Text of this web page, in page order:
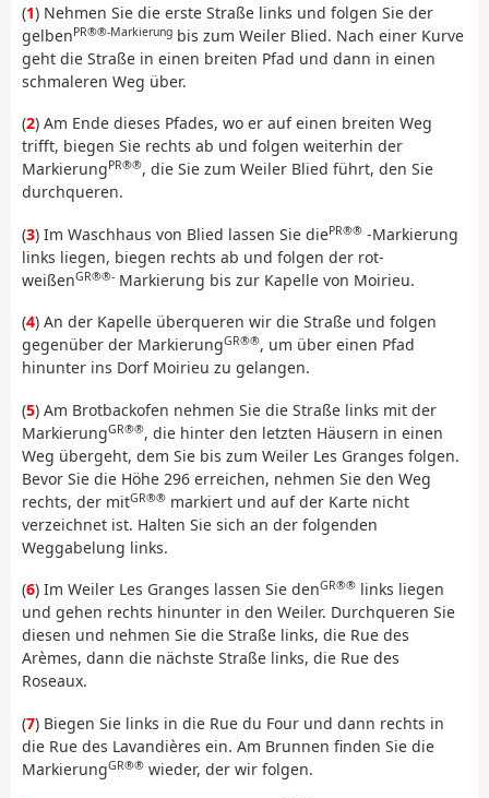
(1) Nehmen Sie die erste Straße links und folgen Sie der
gelbenPR®®-Markierung bis zum Weiler Blied. Nach einer Kurve
geht die Straße in einen breiten Pfad und dann in einen
schmaleren Weg über.
(2) Am Ende dieses Pfades, wo er auf einen breiten Weg
trifft, biegen Sie rechts ab und folgen weiterhin der
MarkierungPR®®, die Sie zum Weiler Blied führt, den Sie
durchqueren.
(3) Im Waschhaus von Blied lassen Sie diePR®® -Markierung
links liegen, biegen rechts ab und folgen der rot-
weißenGR®®- Markierung bis zur Kapelle von Moirieu.
(4) An der Kapelle überqueren wir die Straße und folgen
gegenüber der MarkierungGR®®, um über einen Pfad
hinunter ins Dorf Moirieu zu gelangen.
(5) Am Brotbackofen nehmen Sie die Straße links mit der
MarkierungGR®®, die hinter den letzten Häusern in einen
Weg übergeht, dem Sie bis zum Weiler Les Granges folgen.
Bevor Sie die Höhe 296 erreichen, nehmen Sie den Weg
rechts, der mitGR®® markiert und auf der Karte nicht
verzeichnet ist. Halten Sie sich an der folgenden
Weggabelung links.
(6) Im Weiler Les Granges lassen Sie denGR®® links liegen
und gehen rechts hinunter in den Weiler. Durchqueren Sie
diesen und nehmen Sie die Straße links, die Rue des
Arèmes, dann die nächste Straße links, die Rue des
Roseaux.
(7) Biegen Sie links in die Rue du Four und dann rechts in
die Rue des Lavandières ein. Am Brunnen finden Sie die
MarkierungGR®® wieder, der wir folgen.